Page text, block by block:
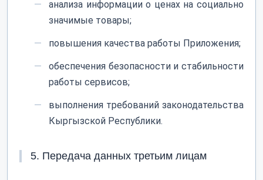
анализа информации о ценах на социально
значимые товары;
повышения качества работы Приложения;
обеспечения безопасности и стабильности
работы сервисов;
выполнения требований законодательства
Кыргызской Республики.
5. Передача данных третьим лицам